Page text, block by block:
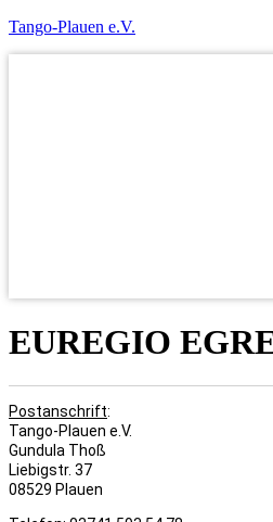
Tango-Plauen e.V.
EUREGIO
Postanschrift:
Tango-Plauen e.V.
Gundula Thoß
Liebigstr. 37
08529 Plauen